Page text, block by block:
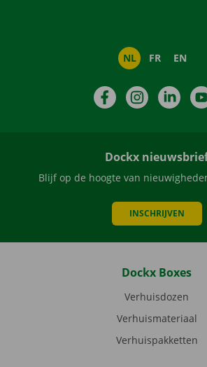
NL FR EN
FacebookInstagram
Dockx
Blijf op de hoogte van
INSCHRIJVEN
Dockx Boxes
Verhuisdozen
Verhuismateriaal
Verhuispakketten